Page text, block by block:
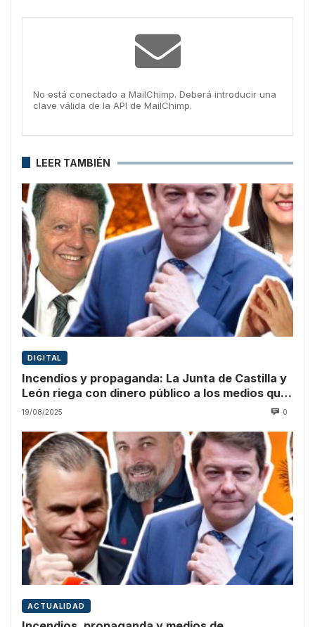
No está conectado a MailChimp. Deberá introducir una
clave válida de la API de MailChimp.
LEER TAMBIÉN
DIGITAL
Incendios y propaganda: La Junta de Castilla y
León riega con dinero público a los medios que
culpan a Sánchez
19/08/2025 0
ACTUALIDAD